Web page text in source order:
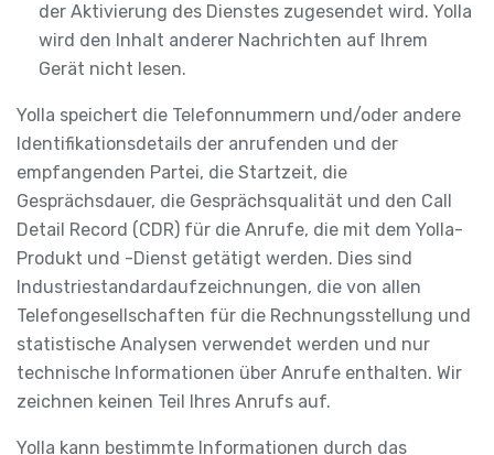
der Aktivierung des Dienstes zugesendet wird. Yolla
wird den Inhalt anderer Nachrichten auf Ihrem
Gerät nicht lesen.
Yolla speichert die Telefonnummern und/oder andere
Identifikationsdetails der anrufenden und der
empfangenden Partei, die Startzeit, die
Gesprächsdauer, die Gesprächsqualität und den Call
Detail Record (CDR) für die Anrufe, die mit dem Yolla-
Produkt und -Dienst getätigt werden. Dies sind
Industriestandardaufzeichnungen, die von allen
Telefongesellschaften für die Rechnungsstellung und
statistische Analysen verwendet werden und nur
technische Informationen über Anrufe enthalten. Wir
zeichnen keinen Teil Ihres Anrufs auf.
Yolla kann bestimmte Informationen durch das